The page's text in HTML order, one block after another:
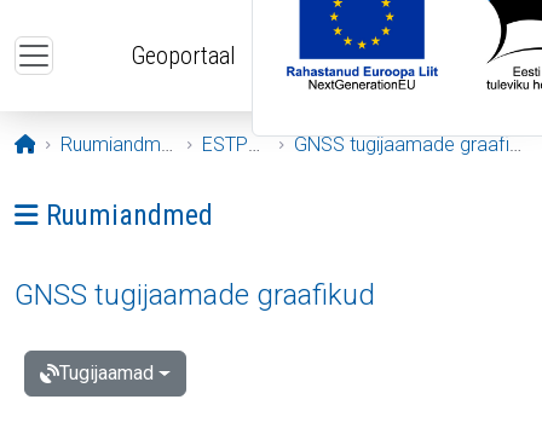
Geoportaal
Avaleht
Ruumiandmed ESTPOS GNSS tugijaamade graafikud
Ava menüü: Ruumiandmed
Ruumiandmed
GNSS tugijaamade graafikud
Tugijaamad